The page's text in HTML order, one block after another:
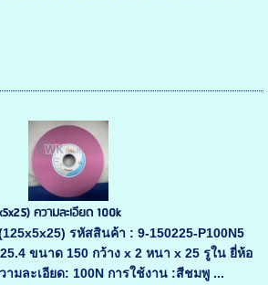
ความละเอียด 100k
รหัสสินค้า : 9-150225-P100N5
ขนาด 150 กว้าง x 2 หนา x 25 รูใน ยี่ห้อ
มละเอียด: 100N การใช้งาน :สีชมพู ...